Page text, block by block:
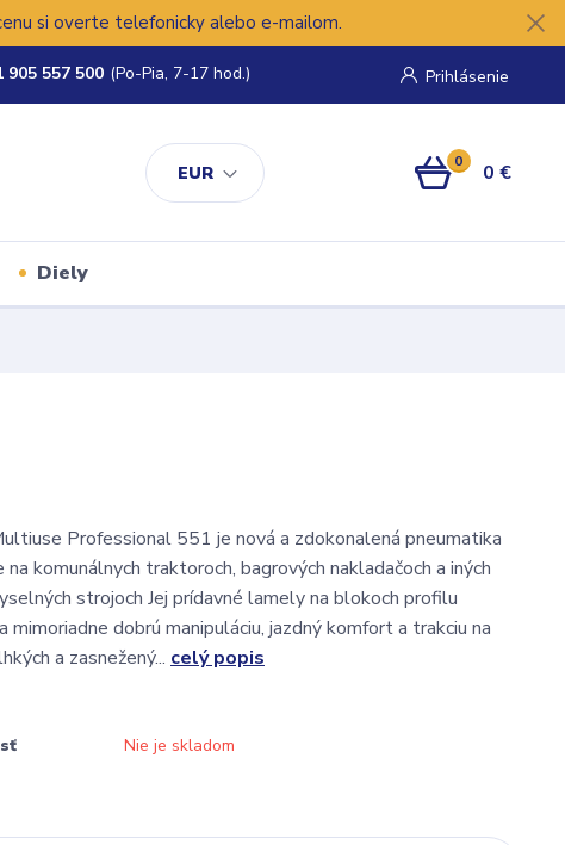
si overte telefonicky alebo e-mailom.
EUR
Prihlásenie
905 557 500 (Po-Pia, 7-17 hod.)
0 0 €
Diely
Professional 551 je nová a zdokonalená pneumatika
na komunálnych traktoroch, bagrových nakladačoch a iných
strojoch Jej prídavné lamely na blokoch profilu
mimoriadne dobrú manipuláciu, jazdný komfort a trakciu na
a zasnežený... celý popis
Nie je skladom